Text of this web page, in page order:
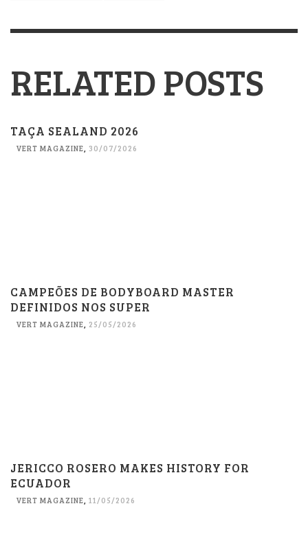
RELATED POSTS
TAÇA SEALAND 2026
VERT MAGAZINE 30/07/2026
CAMPEÕES DE BODYBOARD MASTER
DEFINIDOS NOS SUPER
VERT MAGAZINE, 25/05/2026
JERICCO ROSERO MAKES HISTORY FOR
ECUADOR
VERT MAGAZINE, 11/05/2026